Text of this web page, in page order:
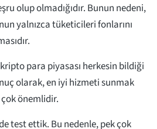
olup olmadığıdır. Bunun nedeni,
yalnızca tüketicileri fonlarını
para piyasası herkesin bildiği
olarak, en iyi hizmeti sunmak
önemlidir.
test ettik. Bu nedenle, pek çok